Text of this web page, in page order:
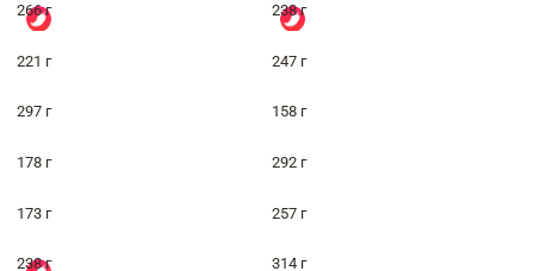
266 г 238 г
221 г 247 г
297 г 158 г
178 г 292 г
173 г 257 г
238 г 314 г